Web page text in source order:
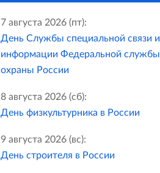
7 августа 2026 (пт):
День Службы специальной связи и
информации Федеральной службы
охраны России
8 августа 2026 (сб):
День физкультурника в России
9 августа 2026 (вс):
День строителя в России